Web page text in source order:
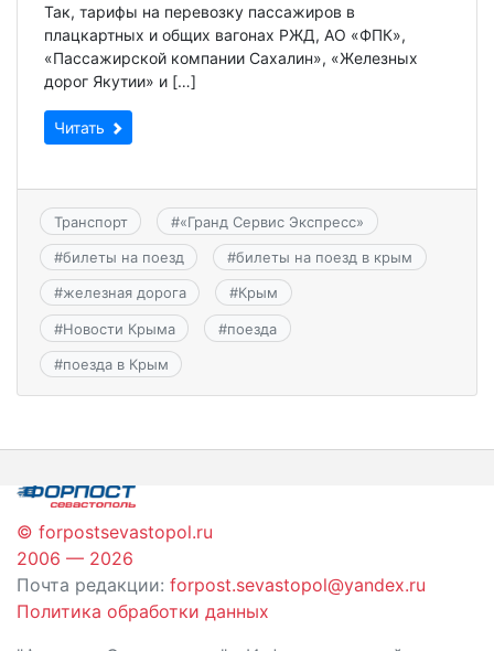
Так, тарифы на перевозку пассажиров в
плацкартных и общих вагонах РЖД, АО «ФПК»,
«Пассажирской компании Сахалин», «Железных
дорог Якутии» и […]
Читать
Транспорт #«Гранд Сервис Экспресс»
#билеты на поезд #билеты на поезд в крым
#железная дорога #Крым
#Новости Крыма #поезда
#поезда в Крым
© forpostsevastopol.ru
2006 — 2026
Почта редакции: forpost.sevastopol@yandex.ru
Политика обработки данных